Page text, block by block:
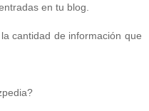
en tu blog.
cantidad de información que